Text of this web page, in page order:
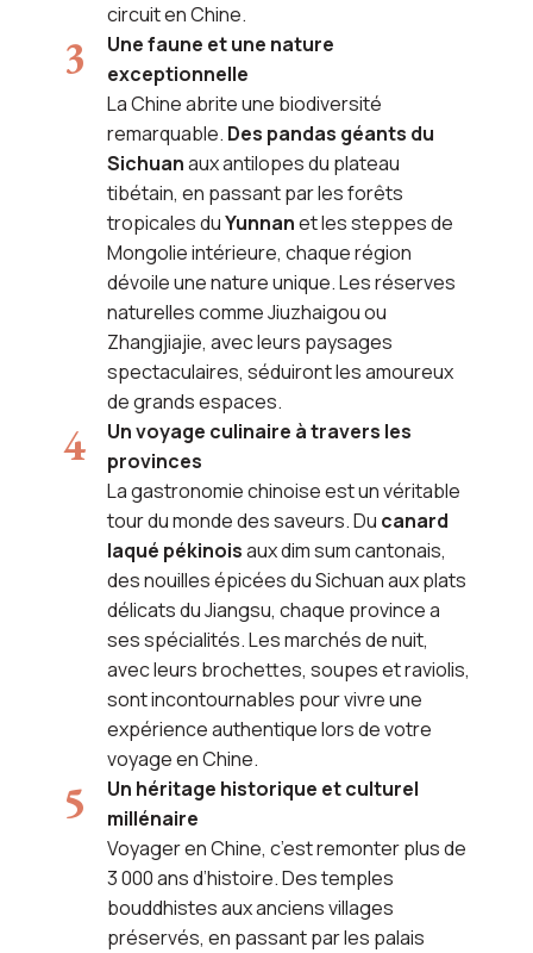
circuit en Chine.
Une faune et une nature
exceptionnelle
La Chine abrite une biodiversité
remarquable. Des pandas géants du
Sichuanaux antilopes du plateau
tibétain, en passant par les forêts
tropicales duYunnanet les steppes de
Mongolie intérieure, chaque région
dévoile une nature unique. Les réserves
naturelles comme Jiuzhaigou ou
Zhangjiajie, avec leurs paysages
spectaculaires, séduiront les amoureux
de grands espaces.
Un voyage culinaire à travers les
provinces
La gastronomie chinoise est un véritable
tour du monde des saveurs. Du canard
laqué pékinoisaux dim sum cantonais,
des nouilles épicées du Sichuan aux plats
délicats du Jiangsu, chaque province a
ses spécialités. Les marchés de nuit,
avec leurs brochettes, soupes et raviolis,
sont incontournables pour vivre une
expérience authentique lors de votre
voyage en Chine.
Un héritage historique et culturel
millénaire
Voyager en Chine, c’est remonter plus de
3 000 ans d’histoire. Des temples
bouddhistes aux anciens villages
préservés, en passant par les palais